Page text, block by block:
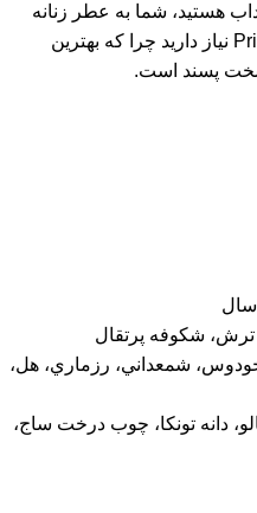
هستید، شما به عطر زنانه
برند رودیر مدل Primavera Bombshel نیاز دارید چرا که بهترین
سخت پسند است.
شكوفه پرتقال
شمعداني، رزماري، هل،
دانه تونكا، چوب درخت ساج،